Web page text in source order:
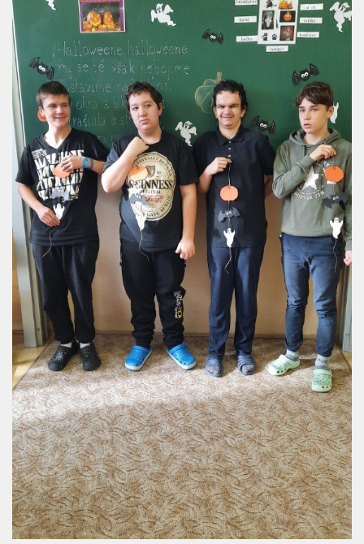
Úvod
Organizace školního roku
Úřední deska
Naše škola
Základní škola
ZŠ speciální
ZŠ a MŠ při nemocnici
Školní družina
Fotogalerie
Kalendář akcí
Aktuality
Vyhledávání na webu